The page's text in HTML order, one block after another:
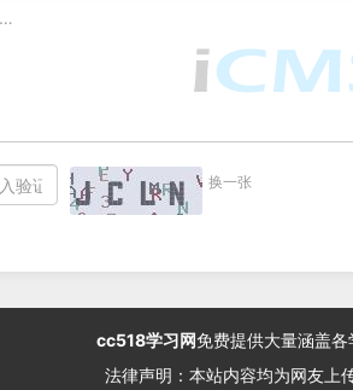
换一张
cc518学习网免费提供大量涵盖
法律声明：本站内容均为网友上